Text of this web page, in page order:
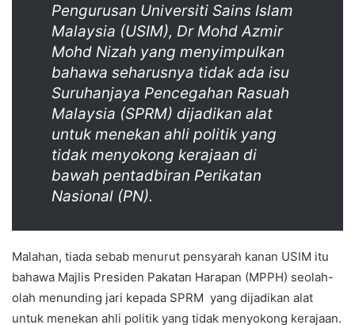
Pengurusan Universiti Sains Islam
Malaysia (USIM), Dr Mohd Azmir
Mohd Nizah yang menyimpulkan
bahawa seharusnya tidak ada isu
Suruhanjaya Pencegahan Rasuah
Malaysia (SPRM) dijadikan alat
untuk menekan ahli politik yang
tidak menyokong kerajaan di
bawah pentadbiran Perikatan
Nasional (PN).
Malahan, tiada sebab menurut pensyarah kanan USIM itu
bahawa Majlis Presiden Pakatan Harapan (MPPH) seolah-
olah menunding jari kepada SPRM yang dijadikan alat
untuk menekan ahli politik yang tidak menyokong kerajaan.